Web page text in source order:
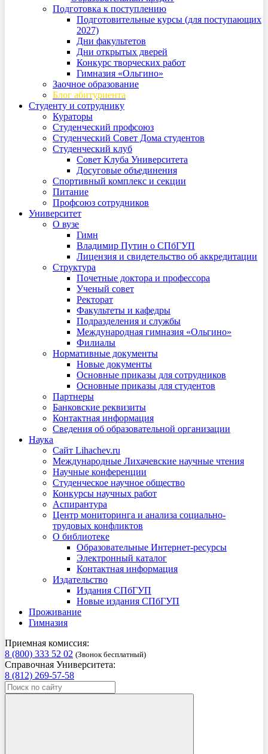
Подготовка к поступлению
Подготовительные курсы (для поступающих
2027)
Дни факультетов
Дни открытых дверей
Конкурс творческих работ
Гимназия «Ольгино»
Заочное образование
Блог абитуриента
Студенту и сотруднику
Кураторы
Студенческий профсоюз
Студенческий Совет Дома студентов
Студенческий клуб
Совет Клуба Университета
Досуговые объединения
Спортивный комплекс и секции
Питание
Профсоюз сотрудников
Университет
О вузе
Гимн
Владимир Путин о СПбГУП
Лицензия и свидетельство об аккредитации
Структура
Почетные доктора и профессора
Ученый совет
Ректорат
Факультеты и кафедры
Подразделения и службы
Международная гимназия «Ольгино»
Филиалы
Нормативные документы
Новые документы
Основные приказы для сотрудников
Основные приказы для студентов
Партнеры
Банковские реквизиты
Контактная информация
Сведения об образовательной организации
Наука
Сайт Lihachev.ru
Международные Лихачевские научные чтения
Научные конференции
Студенческое научное общество
Конкурсы научных работ
Аспирантура
Центр мониторинга и анализа социально-
трудовых конфликтов
О библиотеке
Образовательные Интернет-ресурсы
Электронный каталог
Контактная информация
Издательство
Издания СПбГУП
Новые издания СПбГУП
Проживание
Гимназия
Приемная комиссия:
8 (800) 333 52 02 (Звонок бесплатный)
Справочная Университета:
8 (812) 269-57-58